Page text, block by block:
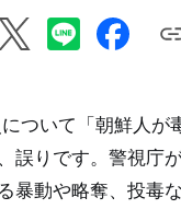
ついて「朝鮮人が
誤りです。警視庁
暴動や略奪、投毒